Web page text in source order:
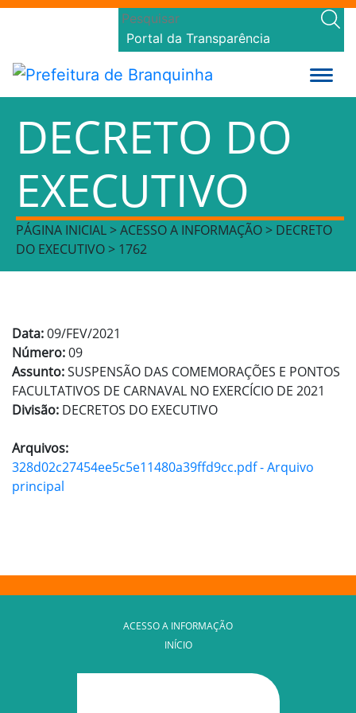
Portal da Transparência
DECRETO DO
EXECUTIVO
PÁGINA INICIAL > ACESSO A INFORMAÇÃO > DECRETO
DO EXECUTIVO > 1762
Data:09/FEV/2021
Número:09
Assunto:SUSPENSÃO DAS COMEMORAÇÕES E PONTOS
FACULTATIVOS DE CARNAVAL NO EXERCÍCIO DE 2021
Divisão: DECRETOS DO EXECUTIVO
Arquivos:
328d02c27454ee5c5e11480a39ffd9cc.pdf - Arquivo
principal
ACESSO A INFORMAÇÃO
INÍCIO